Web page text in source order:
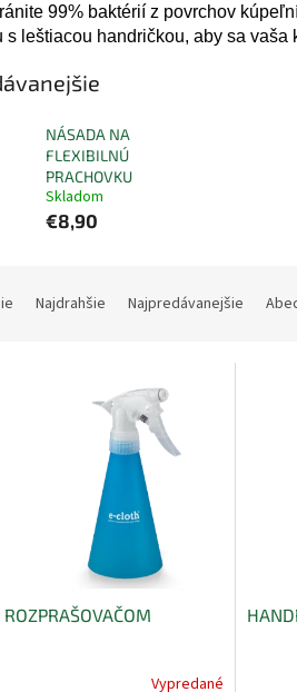
99% baktérií z povrchov
s leštiacou handričkou, aby sa vaša
NÁSADA NA
FLEXIBILNÚ
PRACHOVKU
Skladom
€8,90
Najdrahšie Najpredávanejšie
Vypredané